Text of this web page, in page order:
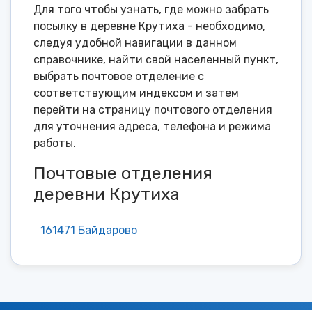
Для того чтобы узнать, где можно забрать
посылку в деревне Крутиха - необходимо,
следуя удобной навигации в данном
справочнике, найти свой населенный пункт,
выбрать почтовое отделение с
соответствующим индексом и затем
перейти на страницу почтового отделения
для уточнения адреса, телефона и режима
работы.
Почтовые отделения
деревни Крутиха
161471 Байдарово